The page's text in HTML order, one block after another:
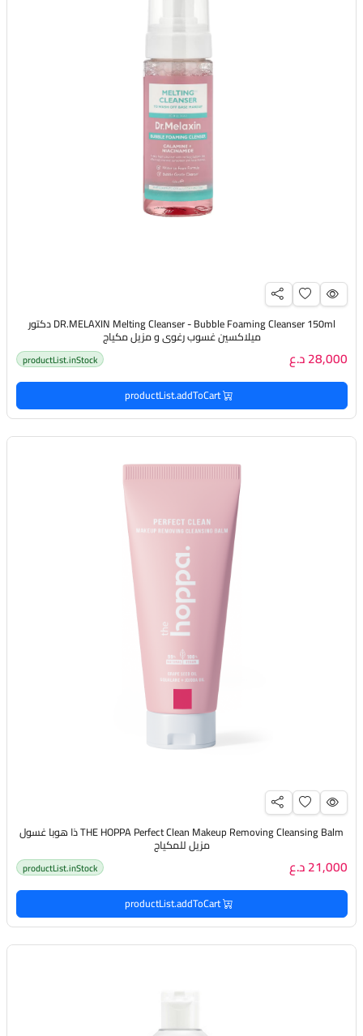
DR.MELAXIN Melting Cleanser - Bubble Foaming Cleanser 150ml دكتور
ميلاكسين غسوب رغوي و مزيل مكياج
28,000 د.ع productList.inStock
productList.addToCart
THE HOPPA Perfect Clean Makeup Removing Cleansing Balm ذا هوبا غسول
مزيل للمكياج
21,000 د.ع productList.inStock
productList.addToCart